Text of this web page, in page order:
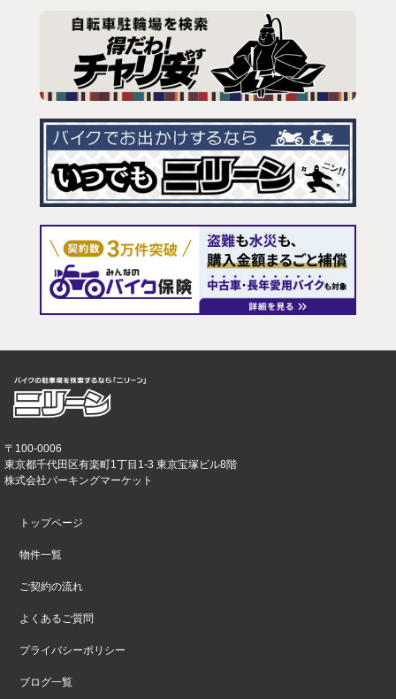
〒100-0006
東京都千代田区有楽町1丁目1-3 東京宝塚ビル8階
株式会社パーキングマーケット
トップページ
物件一覧
ご契約の流れ
よくあるご質問
プライバシーポリシー
ブログ一覧